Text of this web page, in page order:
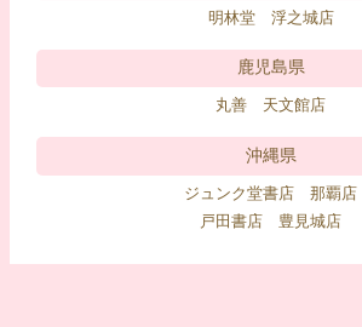
明林堂 浮之城店
鹿児島県
丸善 天文館店
沖縄県
ジュンク堂書店 那覇店
戸田書店 豊見城店